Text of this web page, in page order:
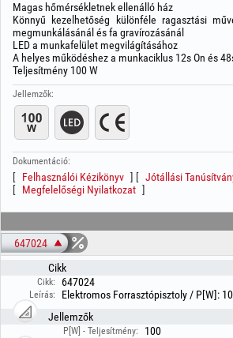
Magas hőmérsékletnek ellenálló ház
Könnyű kezelhetőség különféle ragasztási
megmunkálásánál és fa gravírozásánál
LED a munkafelület megvilágításához
A helyes működéshez a munkaciklus 12s On és
Teljesítmény 100 W
Jellemzők:
Dokumentáció:
Felhasználói Kézikönyv
Jótállási
Megfelelőségi Nyilatkozat
647024
Cikk
Cikk: 647024
Leírás:
Elektromos Forrasztópisztoly / P[W]:
Jellemzők
P[W] - Teljesítmény:
100